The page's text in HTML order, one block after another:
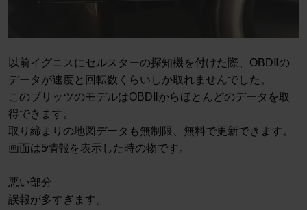
以前イグニスにセルスターの探知機を付けた際、OBDⅡの
データが速度と回転数くらいしか取れませんでした。
このブリッツのモデルはOBDⅡからほとんどのデータを取
得できます。
取り締まりの地図データも無制限、無料で更新できます。
画面は5情報を表示した時の物です。
悪い部分
誤報が多すぎます。